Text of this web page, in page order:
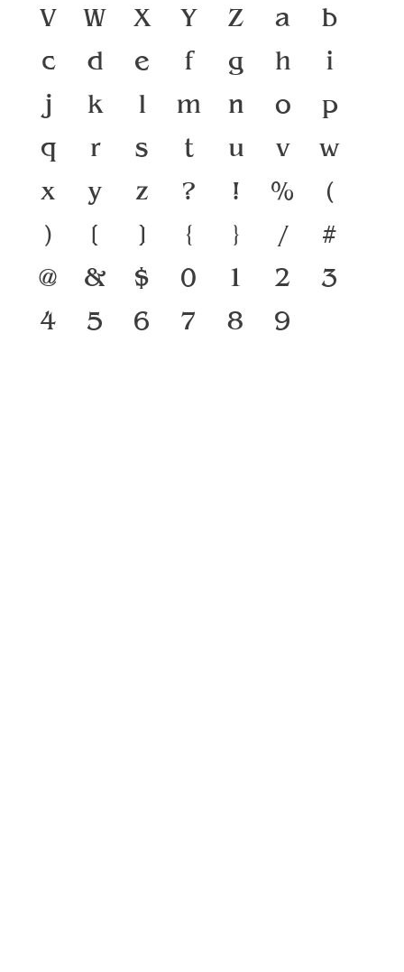
V
W X Y Z a
b
c
d e f g h
i
j
k l m n o
p
q
r s t u v
w
x
y z ? ! %
(
)
[ ] { } /
#
@
& $ 0 1 2
3
4
5 6 7 8 9